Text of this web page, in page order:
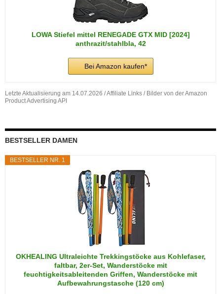
LOWA Stiefel mittel RENEGADE GTX MID [2024]
anthrazit/stahlbla, 42
Bei Amazon kaufen*
Letzte Aktualisierung am 14.07.2026 / Affiliate Links / Bilder von der Amazon
Product Advertising API
BESTSELLER DAMEN
BESTSELLER NR. 1
OKHEALING Ultraleichte Trekkingstöcke aus Kohlefaser,
faltbar, 2er-Set, Wanderstöcke mit
feuchtigkeitsableitenden Griffen, Wanderstöcke mit
Aufbewahrungstasche (120 cm)